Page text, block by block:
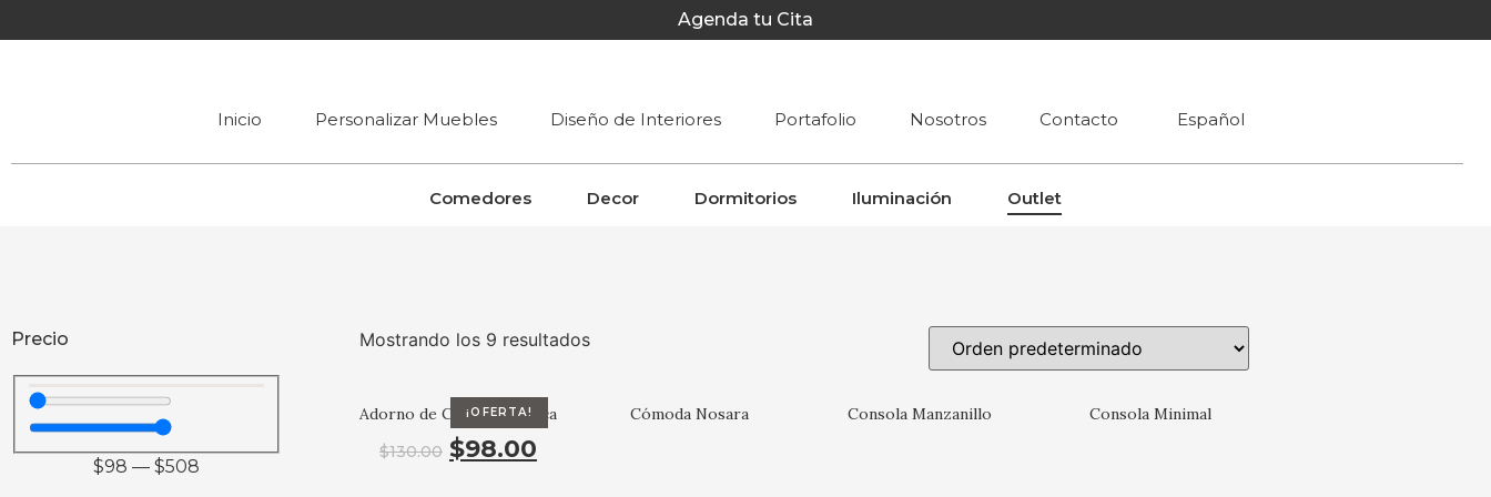
Agenda tu Cita
Inicio Personalizar Muebles Diseño de Interiores Portafolio Nosotros Contacto Español
Comedores Decor Dormitorios Iluminación Outlet
Precio
$98 — $508
Mostrando los 9 resultados
¡OFERTA!
Adorno de Caballo en Teca
$130.00 $98.00
Cómoda Nosara Consola Manzanillo Consola Minimal